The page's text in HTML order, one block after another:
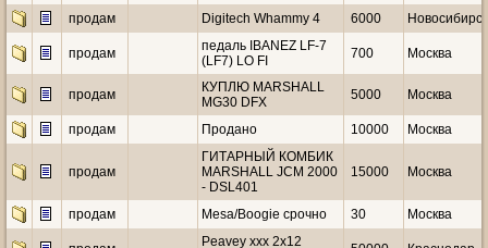
продам Digitech Whammy 4 6000 Новосибирск
продам
педаль IBANEZ LF-7
(LF7) LO FI
700 Москва
продам
КУПЛЮ MARSHALL
MG30 DFX
5000 Москва
продам Продано 10000 Москва
продам
ГИТАРНЫЙ КОМБИК
MARSHALL JCM 2000
- DSL401
15000 Москва
продам Mesa/Boogie срочно 30 Москва
Peavey xxx 2x12